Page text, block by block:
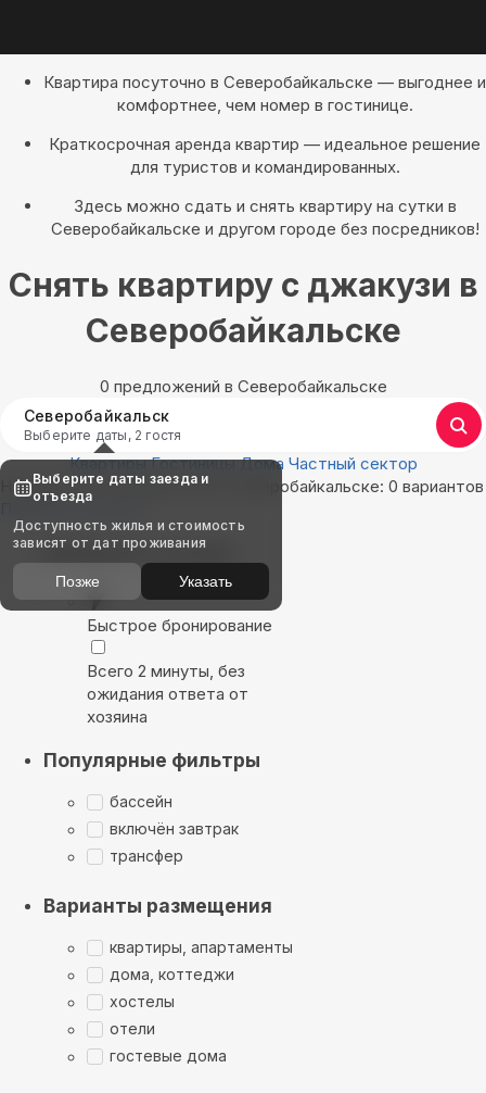
Квартира посуточно в Северобайкальске — выгоднее и
комфортнее, чем номер в гостинице.
Краткосрочная аренда квартир — идеальное решение
для туристов и командированных.
Здесь можно сдать и снять квартиру на сутки в
Северобайкальске и другом городе без посредников!
Снять квартиру с джакузи в
Северобайкальске
0 предложений в Северобайкальске
Северобайкальск
Выберите даты, 2 гостя
Квартиры Гостиницы Дома Частный сектор
Найдём, где остановиться в Северобайкальске: 0 вариантов
Показать на карте
Выбирайте лучшее
Быстрое бронирование
Всего 2 минуты, без
ожидания ответа от
хозяина
Популярные фильтры
бассейн
включён завтрак
трансфер
Варианты размещения
квартиры, апартаменты
дома, коттеджи
хостелы
отели
гостевые дома
Выберите даты заезда и
отъезда
Доступность жилья и стоимость
зависят от дат проживания
Позже Указать